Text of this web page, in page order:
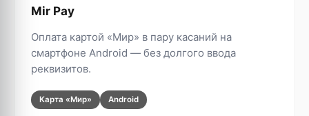
Mir Pay
Оплата картой «Мир» в пару касаний на
смартфоне Android — без долгого ввода
реквизитов.
Карта «Мир» Android